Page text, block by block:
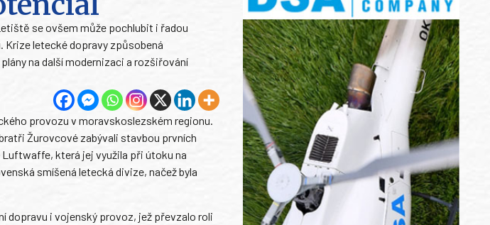
se ovšem může pochlubit i řadou
letecké dopravy způsobená
na další modernizaci a rozšiřování
provozu v moravskoslezském regionu.
Žurovcové zabývali stavbou prvních
která jej využila při útoku na
smíšená letecká divize, načež byla
dopravu i vojenský provoz, jež převzalo roli